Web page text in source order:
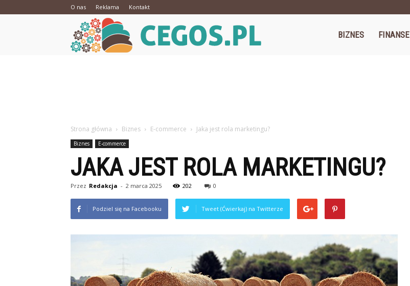
O nas Reklama Kontakt
BIZNES FINANSE
Strona główna Biznes E-commerce Jaka jest rola marketingu?
Biznes E-commerce
JAKA JEST ROLA MARKETINGU?
Przez Redakcja - 2 marca 2025 202 0
Podziel się na Facebooku Tweet (Ćwierkaj) na Twitterze